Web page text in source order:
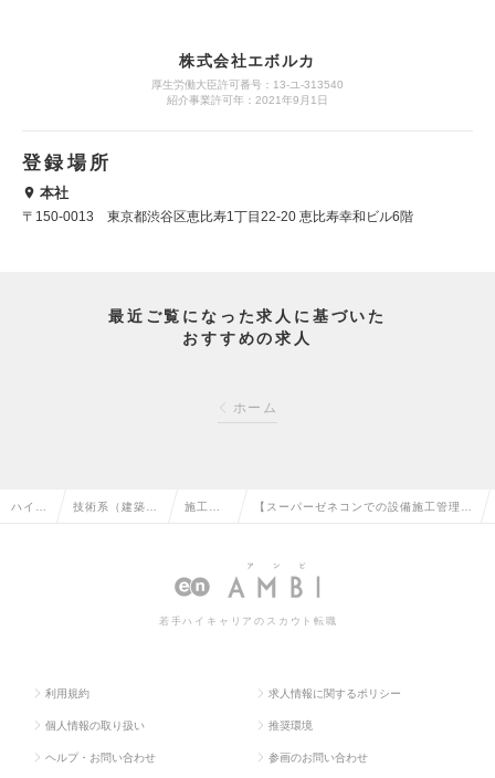
株式会社エボルカ
厚生労働大臣許可番号：13‐ユ‐313540
紹介事業許可年：2021年9月1日
登録場所
本社
〒150-0013 東京都渋谷区恵比寿1丁目22-20 恵比寿幸和ビル6階
最近ご覧になった求人に基づいた
おすすめの求人
ホーム
ハイク 技術系（建築・ 施工管
備）の
【スーパーゼネコンでの設備施工管理
／転勤なし型の採用も有りの求人情報
若手ハイキャリアのスカウト転職
利用規約 求人情報に関するポリシー
個人情報の取り扱い 推奨環境
ヘルプ・お問い合わせ 参画のお問い合わせ